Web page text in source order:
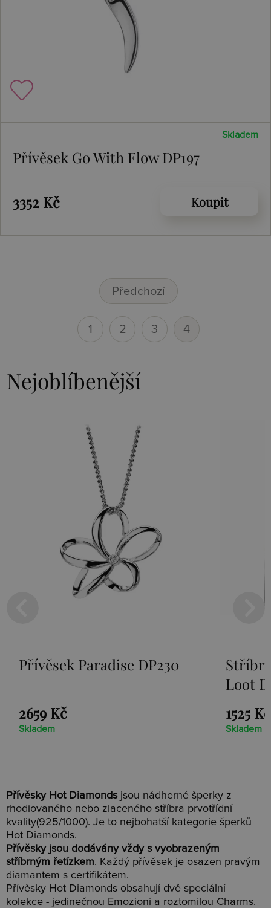
Skladem
Přívěsek Go With Flow DP197
3352 Kč Koupit
Předchozí
1 2 3 4
Nejoblíbenější
Přívěsek Paradise DP230
2659 Kč
Skladem
Loot
1525 Kč
Skladem
Přívěsky Hot Diamonds jsou nádherné šperky z
rhodiovaného nebo zlaceného stříbra prvotřídní
kvality(925/1000). Je to nejbohatší kategorie šperků
Hot Diamonds.
Přívěsky jsou dodávány vždy s vyobrazeným
stříbrným řetízkem. Každý přívěsek je osazen pravým
diamantem s certifikátem.
Přívěsky Hot Diamonds obsahují dvě speciální
kolekce - jedinečnou Emozioni a roztomilou Charms.